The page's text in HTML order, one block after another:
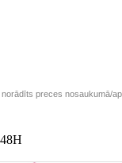
preces nosaukumā/